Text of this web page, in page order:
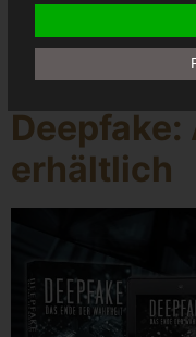
erhältlich